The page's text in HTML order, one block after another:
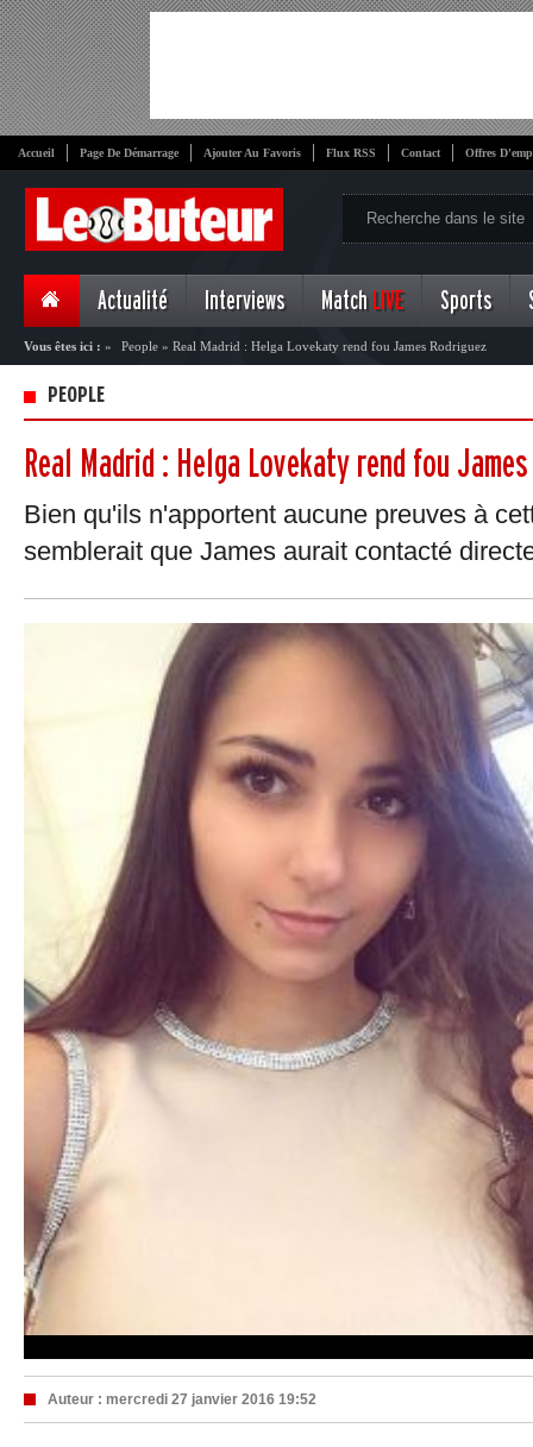
Accueil Page De Démarrage Ajouter Au Favoris Flux RSS Contact Offres
Actualité Interviews Match LIVE Sports
Vous êtes ici : » People » Real Madrid : Helga Lovekaty rend fou James Rodriguez
PEOPLE
Real Madrid : Helga Lovekaty rend fou
Bien qu'ils n'apportent aucune preuves à
semblerait que James aurait contacté
Auteur : mercredi 27 janvier 2016 19:52